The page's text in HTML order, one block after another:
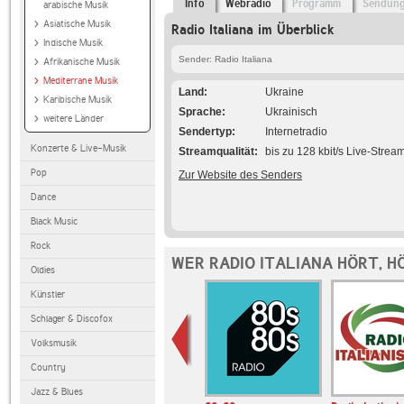
arabische Musik
Asiatische Musik
Indische Musik
Afrikanische Musik
Mediterrane Musik
Karibische Musik
weitere Länder
Konzerte & Live-Musik
Pop
Dance
Black Music
Rock
Oldies
Künstler
Schlager & Discofox
Volksmusik
Country
Jazz & Blues
Info Webradio Programm
Radio Italiana im Überblick
Sender: Radio Italiana
Land
Ukraine
Sprache
Ukrainisch
Sendertyp
Internetradio
Streamqualität
bis zu 128 kbit/s Live-
Zur Website des Senders
WER RADIO ITALIANA HÖRT,